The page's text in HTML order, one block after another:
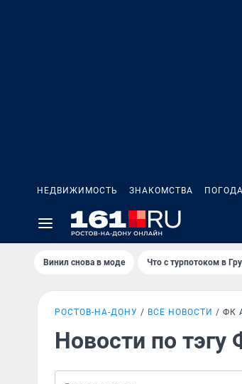
НЕДВИЖИМОСТЬ ЗНАКОМСТВА ПОГОДА
Винил снова в моде Что с турпотоком в
РОСТОВ-НА-ДОНУ ВСЕ НОВОСТИ ФК
Новости по